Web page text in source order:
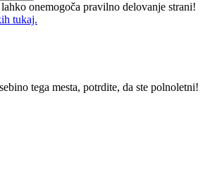
onemogoča pravilno delovanje strani!
tukaj.
tega mesta, potrdite, da ste polnoletni!